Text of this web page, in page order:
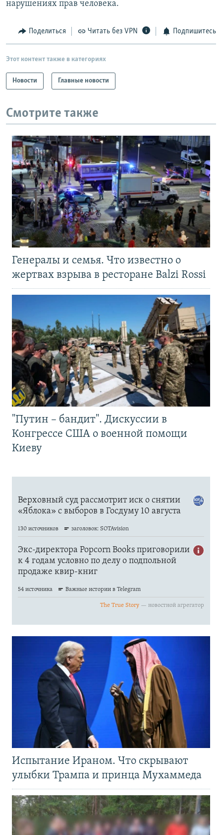
нарушениях прав человека.
Поделиться Читать без VPN Подпишитесь
Этот контент также в категориях
Новости Главные новости
Смотрите также
Генералы и семья. Что известно о
жертвах взрыва в ресторане Balzi Rossi
"Путин – бандит". Дискуссии в
Конгрессе США о военной помощи
Киеву
Испытание Ираном. Что скрывают
улыбки Трампа и принца Мухаммеда